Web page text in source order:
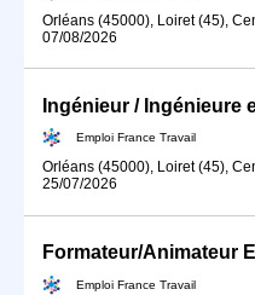
Orléans (45000), Loiret (45),
07/08/2026
Emploi France Travail
Orléans (45000), Loiret (45),
25/07/2026
Formateur/Animateur
Emploi France Travail